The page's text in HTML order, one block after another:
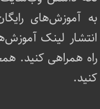
به آموزش‌های
انتشار لینک‌
راه همراهی کنید.
کنید.